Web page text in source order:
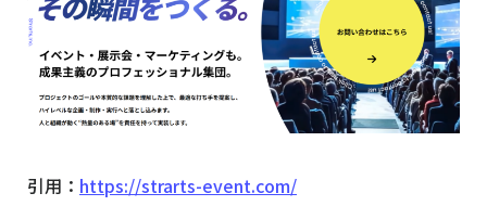
引用： https://strarts-event.com/